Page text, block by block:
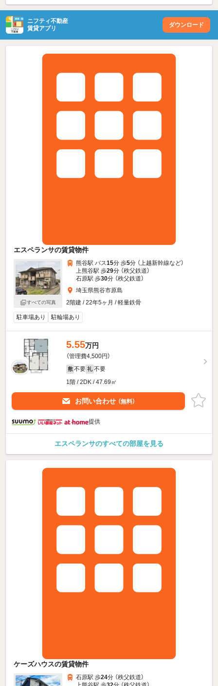
ニフティ不動産
賃貸アプリ
ダウンロード
エスペランサの賃貸物件
すべての写真
熊谷駅 バス15分 歩5分 （上越新幹線など）
上熊谷駅 歩29分 （秩父鉄道）
石原駅 歩30分 （秩父鉄道）
埼玉県熊谷市原島
2階建 / 22年5ヶ月 / 軽量鉄骨
駐車場あり 駐輪場あり
5.55万円
（管理費4,500円）
敷 不要 礼 不要
1階 / 2DK / 47.69㎡
お問い合わせ （無料）
提供
エスペランサのすべての部屋を見る
ケーズハウスの賃貸物件
石原駅 歩24分 （秩父鉄道）